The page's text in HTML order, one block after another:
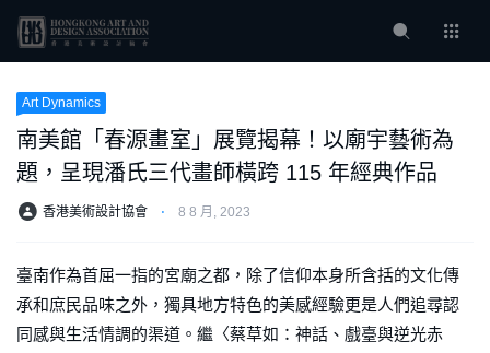
Art Dynamics
南美館「春源畫室」展覽揭幕！以廟宇藝術為
題，呈現潘氏三代畫師橫跨 115 年經典作品
香港美術設計協會 ⋅ 8 8 月, 2023
臺南作為首屈一指的宮廟之都，除了信仰本身所含括的文化傳
承和庶民品味之外，獨具地方特色的美感經驗更是人們追尋認
同感與生活情調的渠道。繼〈蔡草如：神話、戲臺與逆光赤